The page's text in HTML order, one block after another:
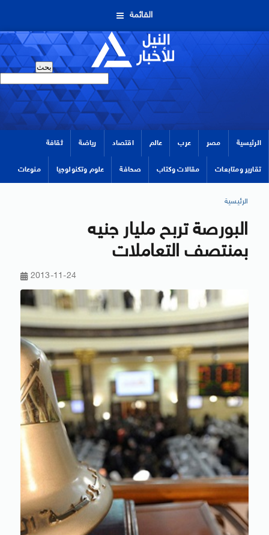
القائمة
الرئيسية مصر عرب عالم اقتصاد رياضة ثقافة
تقارير ومتابعات مقالات وكتاب صحافة علوم وتكنولوجيا منوعات
الرئيسية
البورصة تربح مليار جنيه
بمنتصف التعاملات
2013-11-24